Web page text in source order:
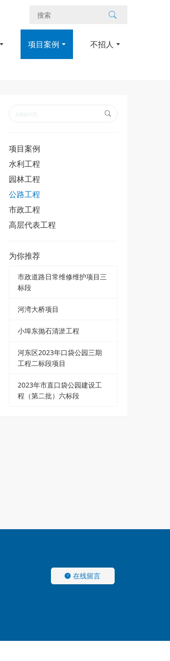
项目案例 不招人
项目案例
水利工程
园林工程
公路工程
市政工程
高层代表工程
为你推荐
市政道路日常维修维护项目三
标段
河湾大桥项目
小埠东抛石清淤工程
河东区2023年口袋公园三期
工程二标段项目
2023年市直口袋公园建设工
程（第二批）六标段
在线留言